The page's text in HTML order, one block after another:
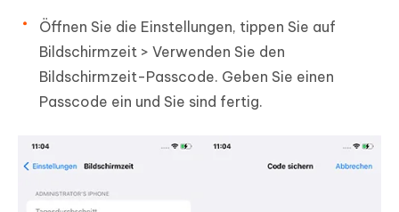
Öffnen Sie die Einstellungen, tippen Sie auf
Bildschirmzeit > Verwenden Sie den
Bildschirmzeit-Passcode. Geben Sie einen
Passcode ein und Sie sind fertig.